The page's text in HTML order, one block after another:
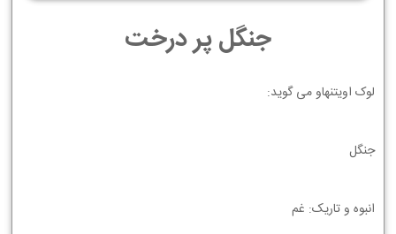
جنگل پر درخت
ﻟﻮﮎ ﺍﻭﻳﺘﻨﻬﺎﻭ ﻣﻲ ﮔﻮﻳﺪ:
ﺟﻨﮕﻞ
ﺍﻧﺒﻮﻩ ﻭ ﺗﺎﺭﻳﮏ: ﻏﻢ